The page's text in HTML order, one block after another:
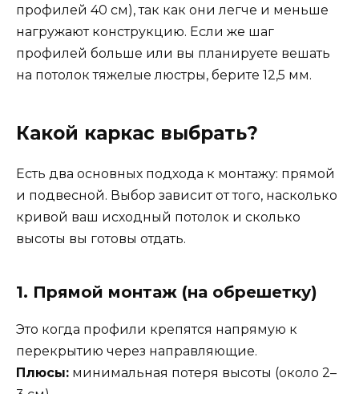
профилей 40 см), так как они легче и меньше
нагружают конструкцию. Если же шаг
профилей больше или вы планируете вешать
на потолок тяжелые люстры, берите 12,5 мм.
Какой каркас выбрать?
Есть два основных подхода к монтажу: прямой
и подвесной. Выбор зависит от того, насколько
кривой ваш исходный потолок и сколько
высоты вы готовы отдать.
1. Прямой монтаж (на обрешетку)
Это когда профили крепятся напрямую к
перекрытию через направляющие.
Плюсы: минимальная потеря высоты (около 2–